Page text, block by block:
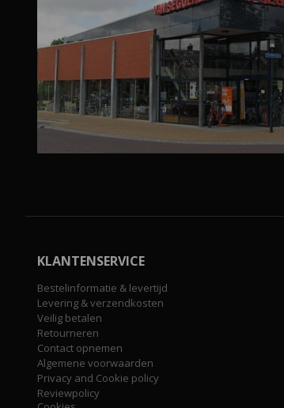
KLANTENSERVICE
Bestelinformatie & levertijd
Levering & verzendkosten
Veilig betalen
Retourneren
Contact opnemen
Algemene voorwaarden
Privacy and Cookie policy
Reviewpolicy